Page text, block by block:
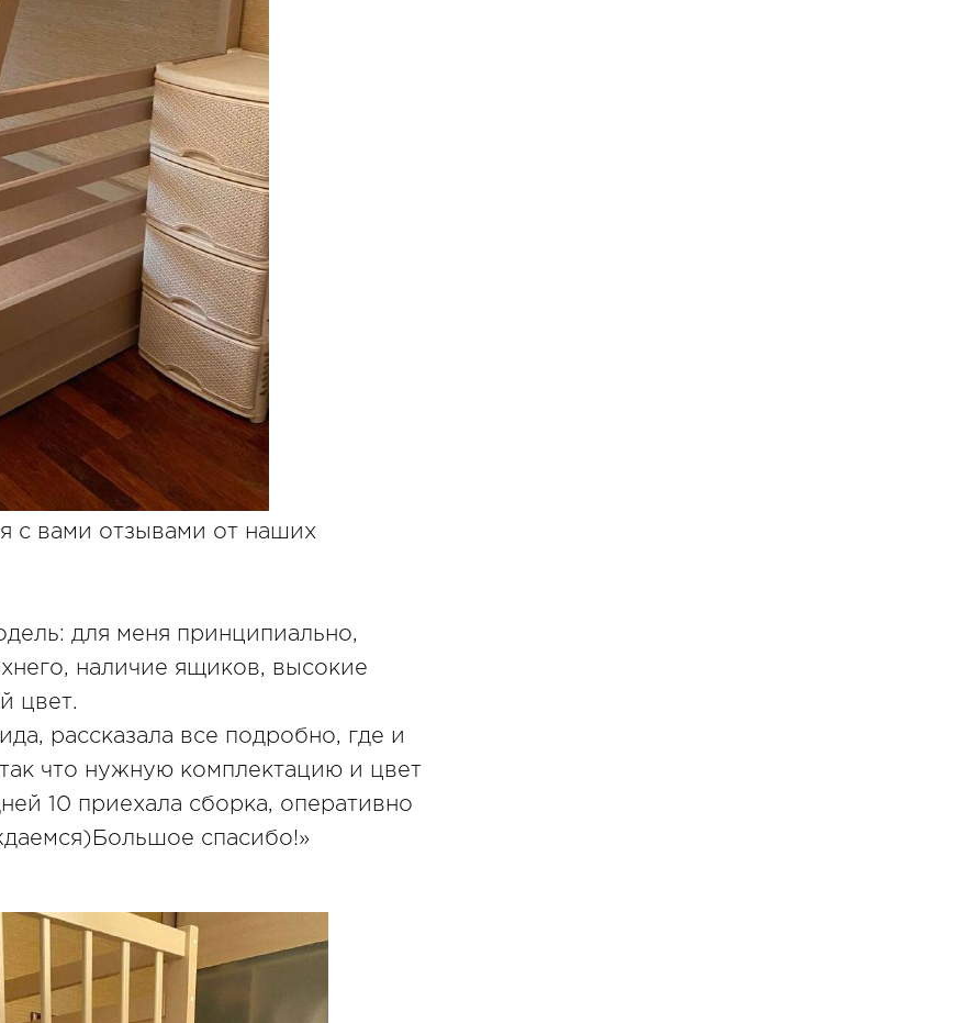
с вами отзывами от наших
для меня принципиально,
наличие ящиков, высокие
цвет.
рассказала все подробно, где и
что нужную комплектацию и цвет
10 приехала сборка, оперативно
спасибо!»